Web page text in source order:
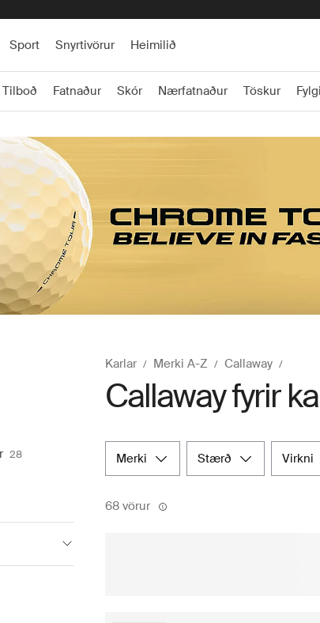
Sport Snyrtivörur Heimilið
Tilboð Fatnaður Skór Nærfatnaður Töskur
28
Karlar Merki A-Z Callaway
Callaway fyrir
merki stærð virkni
68 vörur